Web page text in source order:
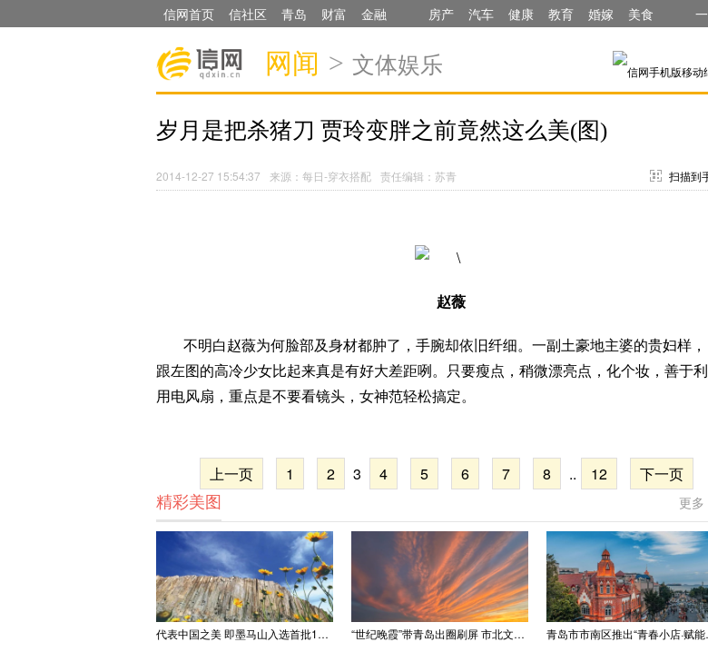
信网首页 信社区 青岛 财富 金融 房产 汽车 健康 教育 婚嫁 美食
网闻 > 文体娱乐
岁月是把杀猪刀 贾玲变胖之前竟然这么美(图)
2014-12-27 15:54:37 来源：每日-穿衣搭配 责任编辑：苏青 扫描到
赵薇
不明白赵薇为何脸部及身材都肿了，手腕却依旧纤细。一副土豪地主婆的贵妇样，
跟左图的高冷少女比起来真是有好大差距咧。只要瘦点，稍微漂亮点，化个妆，善于利
用电风扇，重点是不要看镜头，女神范轻松搞定。
上一页 1 2 3 4 5 6 7 8 .. 12 下一页
精彩美图 更多
代表中国之美 即墨马山入选首批100处“美丽中国打卡点” “世纪晚霞”带青岛出圈刷屏 市北文旅推出精品线路 青岛市